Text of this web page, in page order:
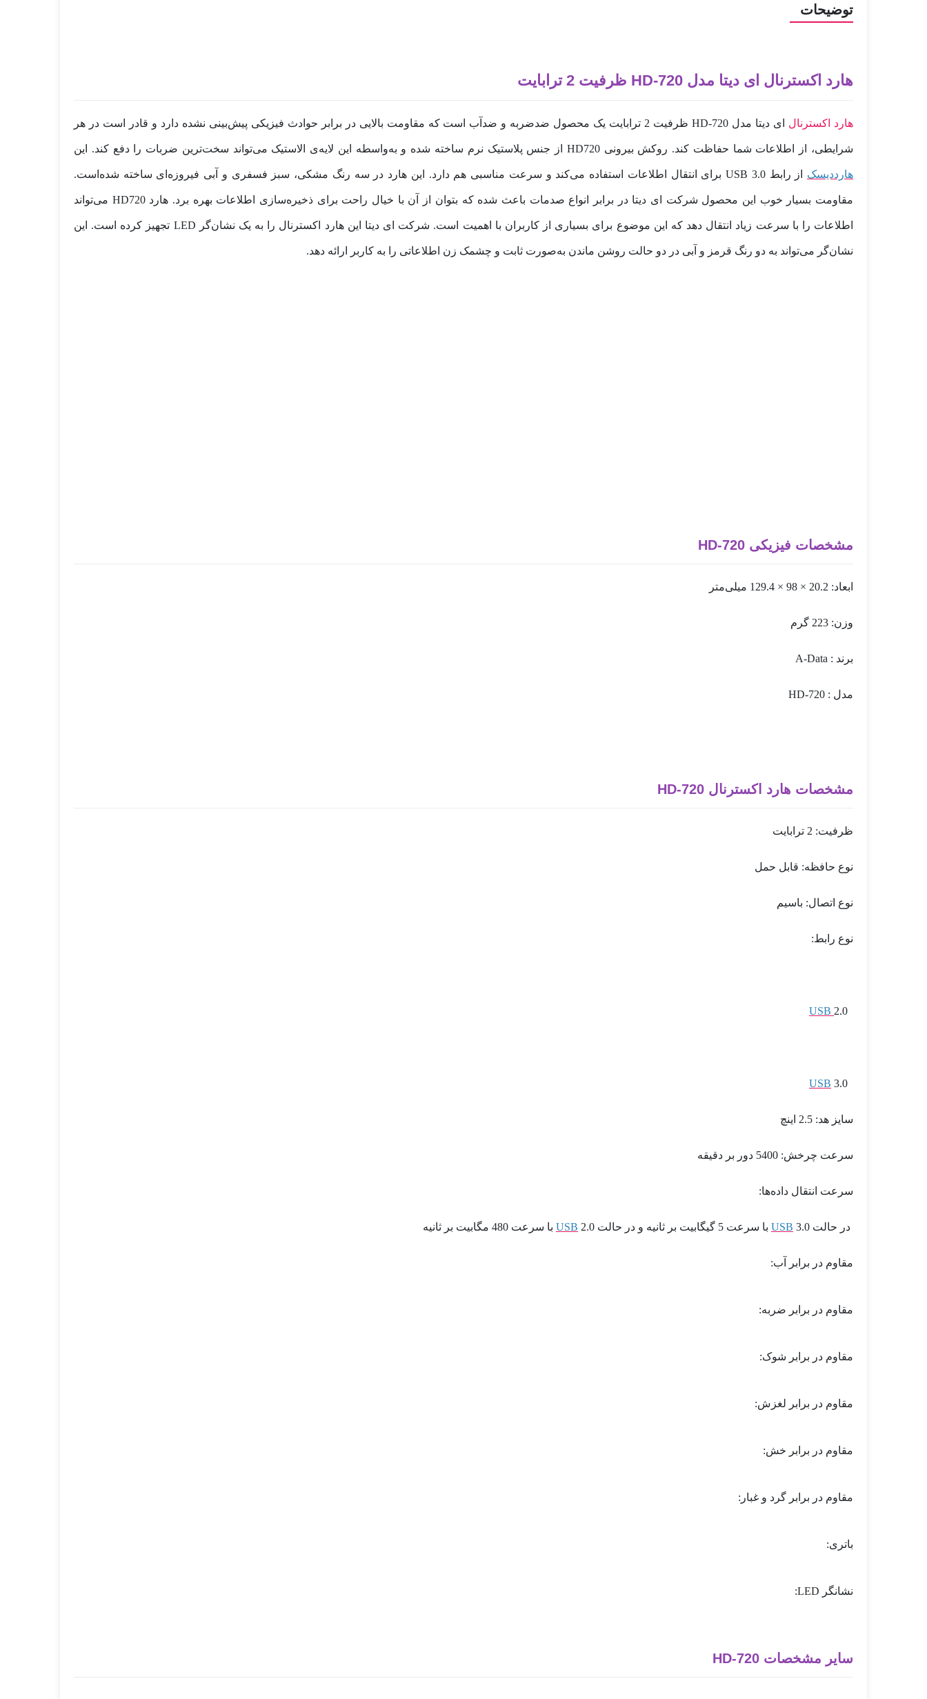
توضیحات
هارد اکسترنال ای دیتا مدل HD-720 ظرفیت 2 ترابایت
هارد اکسترنال ای دیتا مدل HD-720 ظرفیت 2 ترابایت یک محصول ضدضربه و ضدآب است که مقاومت بالایی در برابر حوادث فیزیکی پیش‌بینی نشده دارد و قادر است در هر
شرایطی، از اطلاعات شما حفاظت کند. روکش بیرونی HD720 از جنس پلاستیک نرم ساخته شده و به‌واسطه این لایه‌ی الاستیک می‌تواند سخت‌ترین ضربات را دفع کند. این
هارددیسک از رابط USB 3.0 برای انتقال اطلاعات استفاده می‌کند و سرعت مناسبی هم دارد. این هارد در سه رنگ مشکی، سبز فسفری و آبی فیروزه‌ای ساخته شده‌است.
مقاومت بسیار خوب این محصول شرکت ای دیتا در برابر انواع صدمات باعث شده که بتوان از آن با خیال راحت برای ذخیره‌سازی اطلاعات بهره برد. هارد HD720 می‌تواند
اطلاعات را با سرعت زیاد انتقال دهد که این موضوع برای بسیاری از کاربران با اهمیت است. شرکت ای دیتا این هارد اکسترنال را به یک نشان‌گر LED تجهیز کرده است. این
نشان‌گر می‌تواند به دو رنگ قرمز و آبی در دو حالت روشن ماندن به‌صورت ثابت و چشمک زن اطلاعاتی را به کاربر ارائه دهد.
مشخصات فیزیکی HD-720
ابعاد: 20.2 × 98 × 129.4 میلی‌متر
وزن: 223 گرم
برند : A-Data
مدل : HD-720
مشخصات هارد اکسترنال HD-720
ظرفیت: 2 ترابایت
نوع حافظه: قابل حمل
نوع اتصال: باسیم
نوع رابط:
USB 2.0
USB 3.0
سایز هد: 2.5 اینچ
سرعت چرخش: 5400 دور بر دقیقه
سرعت انتقال داده‌ها:
در حالت USB 3.0 با سرعت 5 گیگابیت بر ثانیه و در حالت USB 2.0 با سرعت 480 مگابیت بر ثانیه
مقاوم در برابر آب:
مقاوم در برابر ضربه:
مقاوم در برابر شوک:
مقاوم در برابر لغزش:
مقاوم در برابر خش:
مقاوم در برابر گرد و غبار:
باتری:
نشانگر LED:
سایر مشخصات HD-720